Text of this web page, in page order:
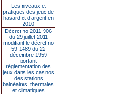
Les niveaux et
pratiques des jeux de
hasard et d’argent en
2010
Décret no 2011-906
du 29 juillet 2011
modifiant le décret no
59-1489 du 22
décembre 1959
portant
réglementation des
jeux dans les casinos
des stations
balnéaires, thermales
et climatiques